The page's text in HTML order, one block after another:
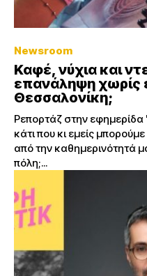
Newsroom
Καφέ, νύχια και
επανάληψη χωρίς
Θεσσαλονίκη;
Ρεπορτάζ στην
κάτι που κι εμείς
από την καθημερινότητά
πόλη;...